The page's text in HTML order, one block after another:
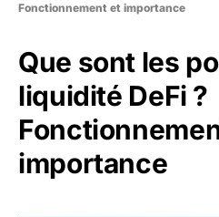
Fonctionnement et importance
Que sont les
liquidité DeFi ?
importance